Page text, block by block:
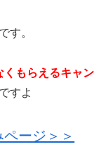
す。
くもらえるキャン
すよ
ージ＞＞